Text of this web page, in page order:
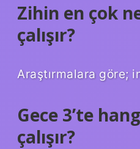
Zihin en çok
çalışır?
Araştırmalara göre;
Gece 3’te
çalışır?